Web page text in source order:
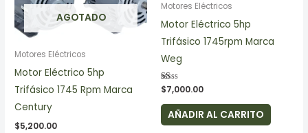
AGOTADO
Motores Eléctricos
Motor Eléctrico 5hp
Trifásico 1745 Rpm Marca
Century
$5,200.00
Motores Eléctricos
Motor Eléctrico 5hp
Trifásico 1745rpm Marca
Weg
Valorado
en
1.00
$7,000.00
AÑADIR AL CARRITO